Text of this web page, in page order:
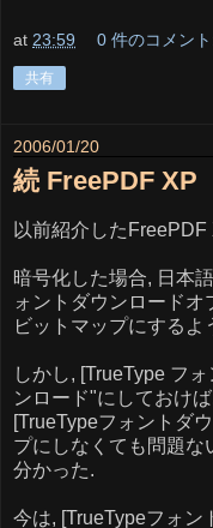
at 23:59 0 件のコメン
共有
2006/01/20
続 FreePDF XP
以前紹介した
暗号化した場合, 日本
ォントダウンロードオ
ビットマップにするよ
しかし, [TrueType フ
ンロード"にしておけ
[TrueTypeフォントダ
プにしなくても問題な
分かった.
今は, [TrueTypeフォン